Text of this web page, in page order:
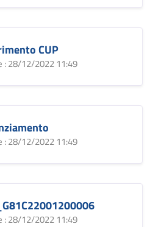
CUP
: 28/12/2022 11:49
: 28/12/2022 11:49
: 28/12/2022 11:49